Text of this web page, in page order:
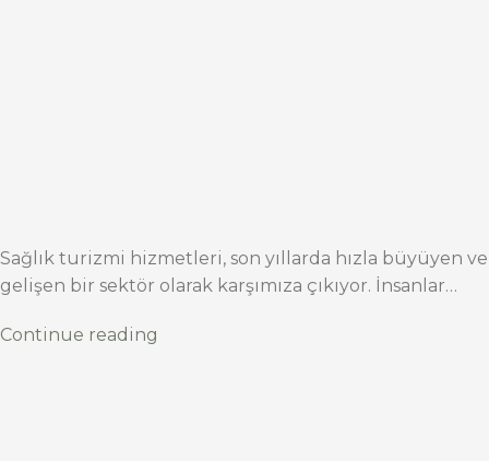
Sağlık turizmi hizmetleri, son yıllarda hızla büyüyen ve
gelişen bir sektör olarak karşımıza çıkıyor. İnsanlar…
Continue reading